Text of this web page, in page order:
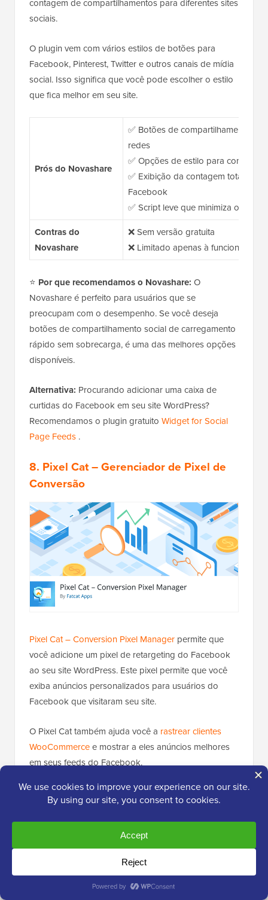
contagem de compartilhamentos para diferentes sites
sociais.
O plugin vem com vários estilos de botões para
Facebook, Pinterest, Twitter e outros canais de mídia
social. Isso significa que você pode escolher o estilo
que fica melhor em seu site.
Prós do Novashare
✅ Botões de compartilhamento
redes
✅ Opções de estilo para
✅ Exibição da contagem total de
Facebook
✅ Script leve que minimiza o
Contras do
Novashare
❌ Sem versão gratuita
❌ Limitado apenas à
⭐ Por que recomendamos o Novashare: O
Novashare é perfeito para usuários que se
preocupam com o desempenho. Se você deseja
botões de compartilhamento social de carregamento
rápido sem sobrecarga, é uma das melhores opções
disponíveis.
Alternativa: Procurando adicionar uma caixa de
curtidas do Facebook em seu site WordPress?
Recomendamos o plugin gratuito Widget for Social
Page Feeds .
8. Pixel Cat – Gerenciador de Pixel de
Conversão
Pixel Cat – Conversion Pixel Manager permite que
você adicione um pixel de retargeting do Facebook
ao seu site WordPress. Este pixel permite que você
exiba anúncios personalizados para usuários do
Facebook que visitaram seu site.
O Pixel Cat também ajuda você a rastrear clientes
WooCommercee mostrar a eles anúncios melhores
em seus feeds do Facebook.
Há também uma versão Pro que lhe dá poder e
flexibilidade extras.
Cat
✅ Configuração simples para
Facebook ao WordPress
✅ Rastreamento de eventos para
✅ Integração perfeita com